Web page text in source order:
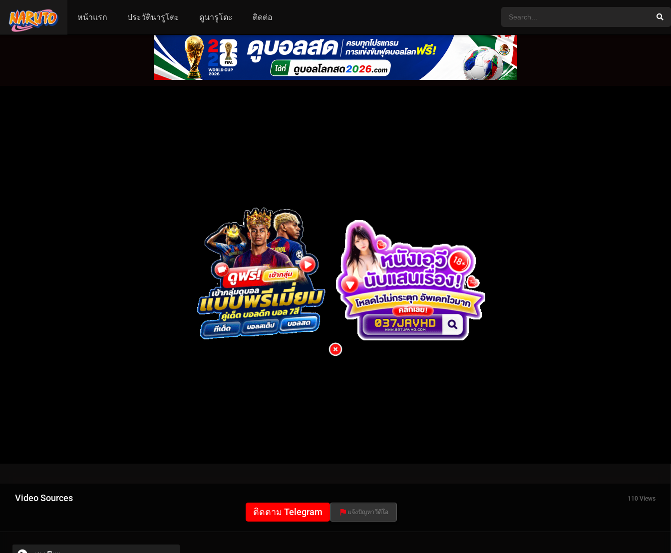
หน้าแรก ประวัตินารูโตะ ดูนารูโตะ ติดต่อ
Video Sources 110 Views
ติดตาม Telegram แจ้งปัญหาวีดีโอ